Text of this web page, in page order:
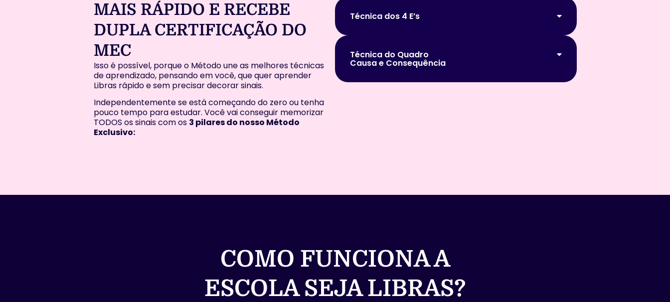
MAIS RÁPIDO E RECEBE
DUPLA CERTIFICAÇÃO DO
MEC
Isso é possível, porque o Método une as melhores técnicas
de aprendizado, pensando em você, que quer aprender
Libras rápido e sem precisar decorar sinais.
Independentemente se está começando do zero ou tenha
pouco tempo para estudar. Você vai conseguir memorizar
TODOS os sinais com os 3 pilares do nosso Método
Exclusivo:
Técnica dos 4 E’s
Técnica do Quadro
Causa e Consequência
COMO FUNCIONA A
ESCOLA SEJA LIBRAS?